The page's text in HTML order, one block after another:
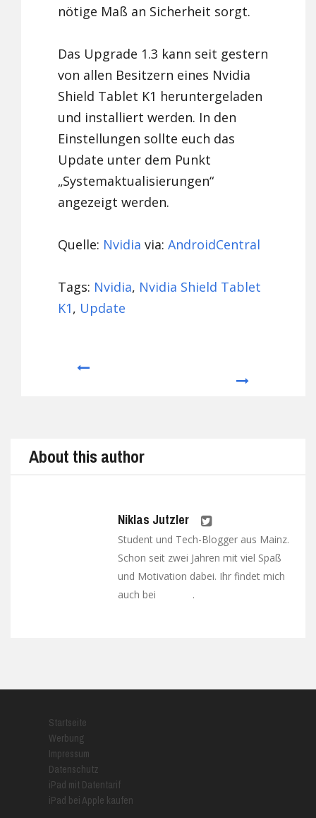
nötige Maß an Sicherheit sorgt.
Das Upgrade 1.3 kann seit gestern
von allen Besitzern eines Nvidia
Shield Tablet K1 heruntergeladen
und installiert werden. In den
Einstellungen sollte euch das
Update unter dem Punkt
„Systemaktualisierungen“
angezeigt werden.
Quelle: Nvidia via:AndroidCentral
Tags: Nvidia, Nvidia Shield Tablet
K1, Update
About this author
Niklas Jutzler
Student und Tech-Blogger aus Mainz.
Schon seit zwei Jahren mit viel Spaß
und Motivation dabei. Ihr findet mich
auch bei
.
Startseite
Werbung
Impressum
Datenschutz
iPad mit Datentarif
iPad bei Apple kaufen